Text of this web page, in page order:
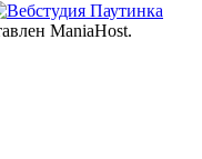
ManiaHost.